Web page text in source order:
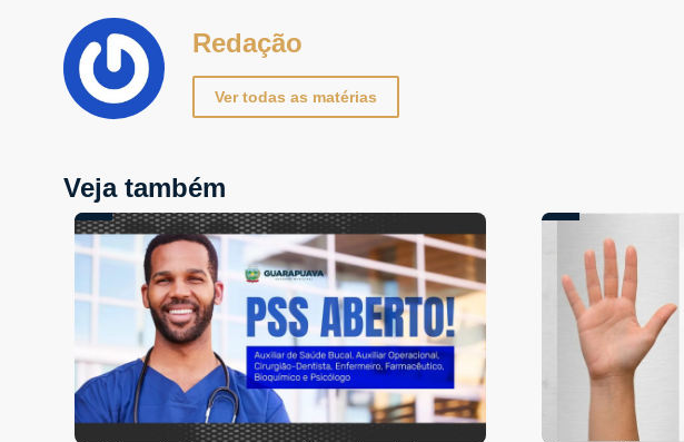
Redação
Ver todas as matérias
Veja também